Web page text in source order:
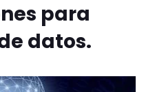
para
datos.